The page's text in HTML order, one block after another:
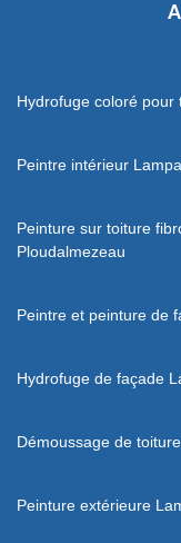
Hydrofuge coloré pour
Peintre intérieur
Peinture sur toiture
Ploudalmezeau
Peintre et peinture de
Hydrofuge de façade
Démoussage de
Peinture extérieure